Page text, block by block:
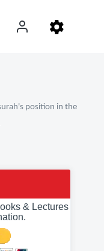
position in the
& Lectures